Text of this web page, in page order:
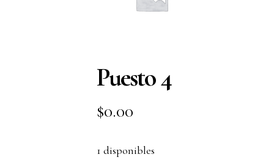
Puesto 4
$0.00
1 disponibles